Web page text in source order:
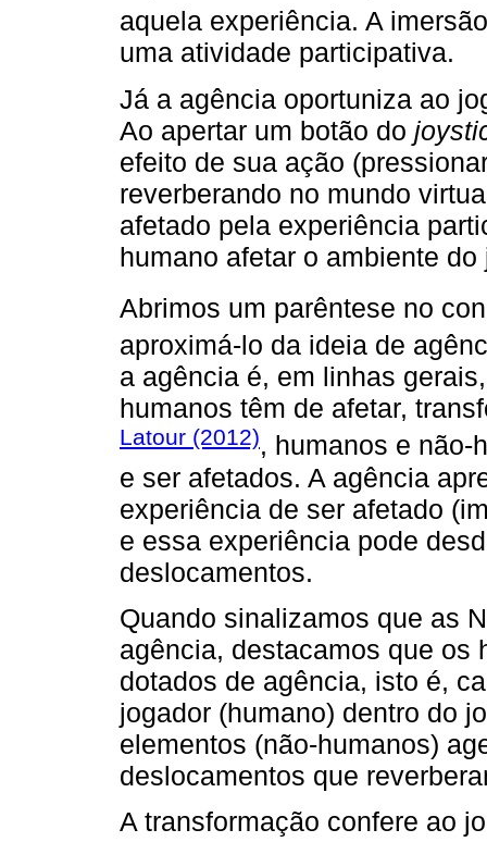
aquela experiência. A
uma atividade participativa.
Já a agência oportuniza ao
Ao apertar um botão do
efeito de sua ação
reverberando no mundo
afetado pela experiência
humano afetar o ambiente
Abrimos um parêntese no
aproximá-lo da ideia de
a agência é, em linhas
humanos têm de afetar,
Latour (2012), humanos e não-
e ser afetados. A agência
experiência de ser afetado
e essa experiência pode
deslocamentos.
Quando sinalizamos que as
agência, destacamos que os
dotados de agência, isto é,
jogador (humano) dentro do
elementos (não-humanos)
deslocamentos que
A transformação confere ao